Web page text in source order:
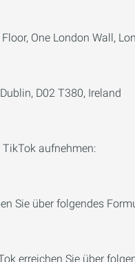
Floor, One London Wall,
D02 T380, Ireland
aufnehmen:
Sie über folgendes
erreichen Sie über